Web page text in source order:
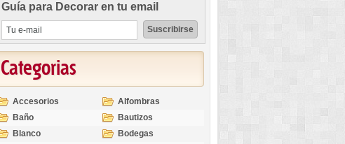
Guía para Decorar en tu email
Categorias
Accesorios
Alfombras
Baño
Bautizos
Blanco
Bodegas